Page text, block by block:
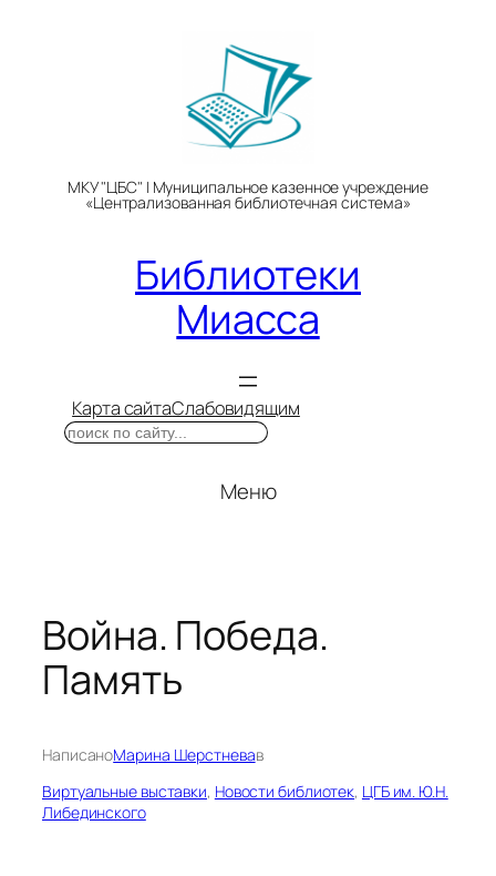
МКУ "ЦБС" | Муниципальное казенное учреждение
«Централизованная библиотечная система»
Библиотеки
Миасса
Карта сайтаСлабовидящим
Поиск
Меню
Война. Победа.
Память
НаписаноМарина Шерстневав
Виртуальные выставки, Новости библиотек, ЦГБ им. Ю.Н.
Либединского